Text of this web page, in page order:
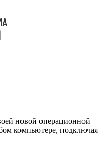
новой операционной
компьютере, подключая